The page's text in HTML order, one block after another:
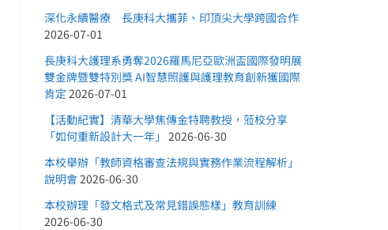
深化永續醫療 長庚科大攜菲、印頂尖大學跨國合作
2026-07-01
長庚科大護理系勇奪2026羅馬尼亞歐洲盃國際發明展
雙金牌暨雙特別獎 AI智慧照護與護理教育創新獲國際
肯定 2026-07-01
【活動紀實】清華大學焦傳金特聘教授，蒞校分享
「如何重新設計大一年」 2026-06-30
本校舉辦「教師資格審查法規與實務作業流程解析」
說明會2026-06-30
本校辦理「發文格式及常見錯誤態樣」教育訓練
2026-06-30